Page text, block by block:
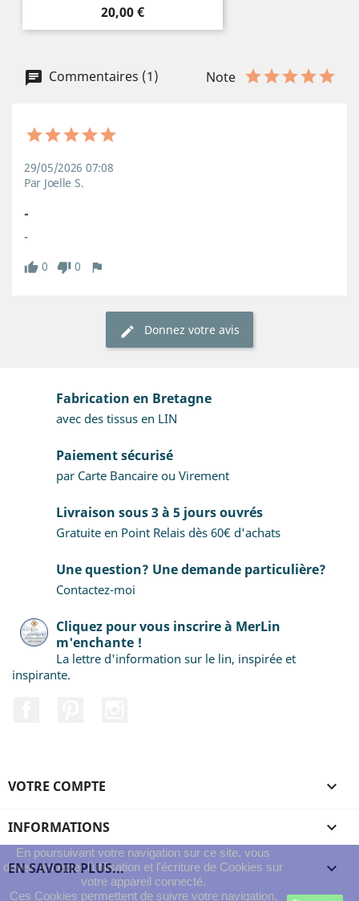
Prix
20,00 €
Commentaires (1) Note
29/05/2026 07:08
Par Joelle S.
-
-
0
0
Donnez votre avis
Fabrication en Bretagne
avec des tissus en LIN
Paiement sécurisé
par Carte Bancaire ou Virement
Livraison sous 3 à 5 jours ouvrés
Gratuite en Point Relais dès 60€ d'achats
Une question? Une demande particulière?
Contactez-moi
Cliquez pour vous inscrire à MerLin
m'enchante !
La lettre d'information sur le lin, inspirée et
inspirante.
En poursuivant votre navigation sur ce site, vous
devez accepter l’utilisation et l'écriture de Cookies sur
votre appareil connecté.
Ces Cookies permettent de suivre votre navigation,
VOTRE COMPTE 
INFORMATIONS 
EN SAVOIR PLUS... 